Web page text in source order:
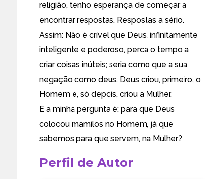
religião, tenho esperança de começar a
encontrar respostas. Respostas a sério.
Assim: Não é crível que Deus, infinitamente
inteligente e poderoso, perca o tempo a
criar coisas inúteis; seria como que a sua
negação como deus. Deus criou, primeiro, o
Homem e, só depois, criou a Mulher.
E a minha pergunta é: para que Deus
colocou mamilos no Homem, já que
sabemos para que servem, na Mulher?
Perfil de Autor